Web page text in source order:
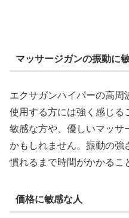
マッサージガンの振動に
エクサガンハイパーの高周
使用する方には強く感じる
敏感な方や、優しいマッサ
かもしれません。振動の強
慣れるまで時間がかかるこ
価格に敏感な人